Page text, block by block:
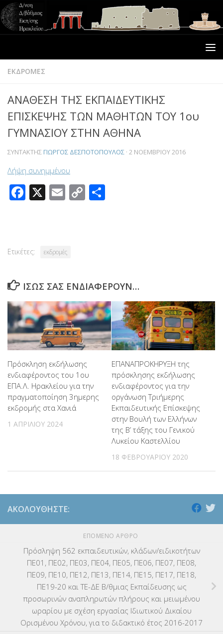
ΕΚΔΡΟΜΕΣ
ΑΝΑΘΕΣΗ ΤΗΣ ΕΚΠΑΙΔΕΥΤΙΚΗΣ
ΕΠΙΣΚΕΨΗΣ ΤΩΝ ΜΑΘΗΤΩΝ ΤΟΥ 1ου
ΓΥΜΝΑΣΙΟΥ ΣΤΗΝ ΑΘΗΝΑ
ΣΥΝΤΆΚΤΗΣ ΓΙΏΡΓΟΣ ΔΕΣΠΟΤΌΠΟΥΛΟΣ · 2 ΝΟΕΜΒΡΊΟΥ 2016
Λήψη συνημμένου
Facebook
X Email
Copy
Ετικέτες: εκδρομές
ΊΣΩΣ ΣΑΣ ΕΝΔΙΑΦΈΡΟΥΝ…
Πρόσκληση εκδήλωσης
ενδιαφέροντος του 1ου
ΕΠΑ.Λ. Ηρακλείου για την
πραγματοποίηση 3ημερης
εκδρομής στα Χανιά
1 ΑΠΡΙΛΊΟΥ 2024
ΕΠΑΝΑΠΡΟΚΗΡΥΞΗ της
πρόσκλησης εκδήλωσης
ενδιαφέροντος για την
οργάνωση Τριήμερης
Εκπαιδευτικής Επίσκεψης
στην Βουλή των Ελλήνων
της Β’ τάξης του Γενικού
Λυκείου Καστελλίου
18 ΦΕΒΡΟΥΑΡΊΟΥ 2020
ΑΚΟΛΟΥΘΉΣΤΕ:
ΕΠΌΜΕΝΟ ΆΡΘΡΟ
Πρόσληψη 562 εκπαιδευτικών, κλάδων/ειδικοτήτων
ΠΕ01, ΠΕ02, ΠΕ03, ΠΕ04, ΠΕ05, ΠΕ06, ΠΕ07, ΠΕ08,
ΠΕ09, ΠΕ10, ΠΕ12, ΠΕ13, ΠΕ14, ΠΕ15, ΠΕ17, ΠΕ18,
ΠΕ19-20 και ΤΕ-ΔΕ Β/θμιας Εκπαίδευσης ως
προσωρινών αναπληρωτών πλήρους και μειωμένου
ωραρίου με σχέση εργασίας Ιδιωτικού Δικαίου
Ορισμένου Χρόνου, για το διδακτικό έτος 2016-2017